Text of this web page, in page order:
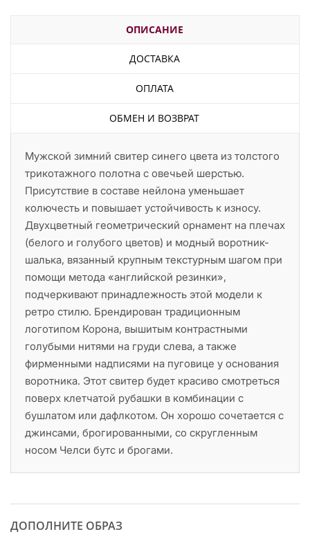
ОПИСАНИЕ
ДОСТАВКА
ОПЛАТА
ОБМЕН И ВОЗВРАТ
Мужской зимний свитер синего цвета из толстого
трикотажного полотна с овечьей шерстью.
Присутствие в составе нейлона уменьшает
колючесть и повышает устойчивость к износу.
Двухцветный геометрический орнамент на плечах
(белого и голубого цветов) и модный воротник-
шалька, вязанный крупным текстурным шагом при
помощи метода «английской резинки»,
подчеркивают принадлежность этой модели к
ретро стилю. Брендирован традиционным
логотипом Корона, вышитым контрастными
голубыми нитями на груди слева, а также
фирменными надписями на пуговице у основания
воротника. Этот свитер будет красиво смотреться
поверх клетчатой рубашки в комбинации с
бушлатом или дафлкотом. Он хорошо сочетается с
джинсами, брогированными, со скругленным
носом Челси бутс и брогами.
ДОПОЛНИТЕ ОБРАЗ